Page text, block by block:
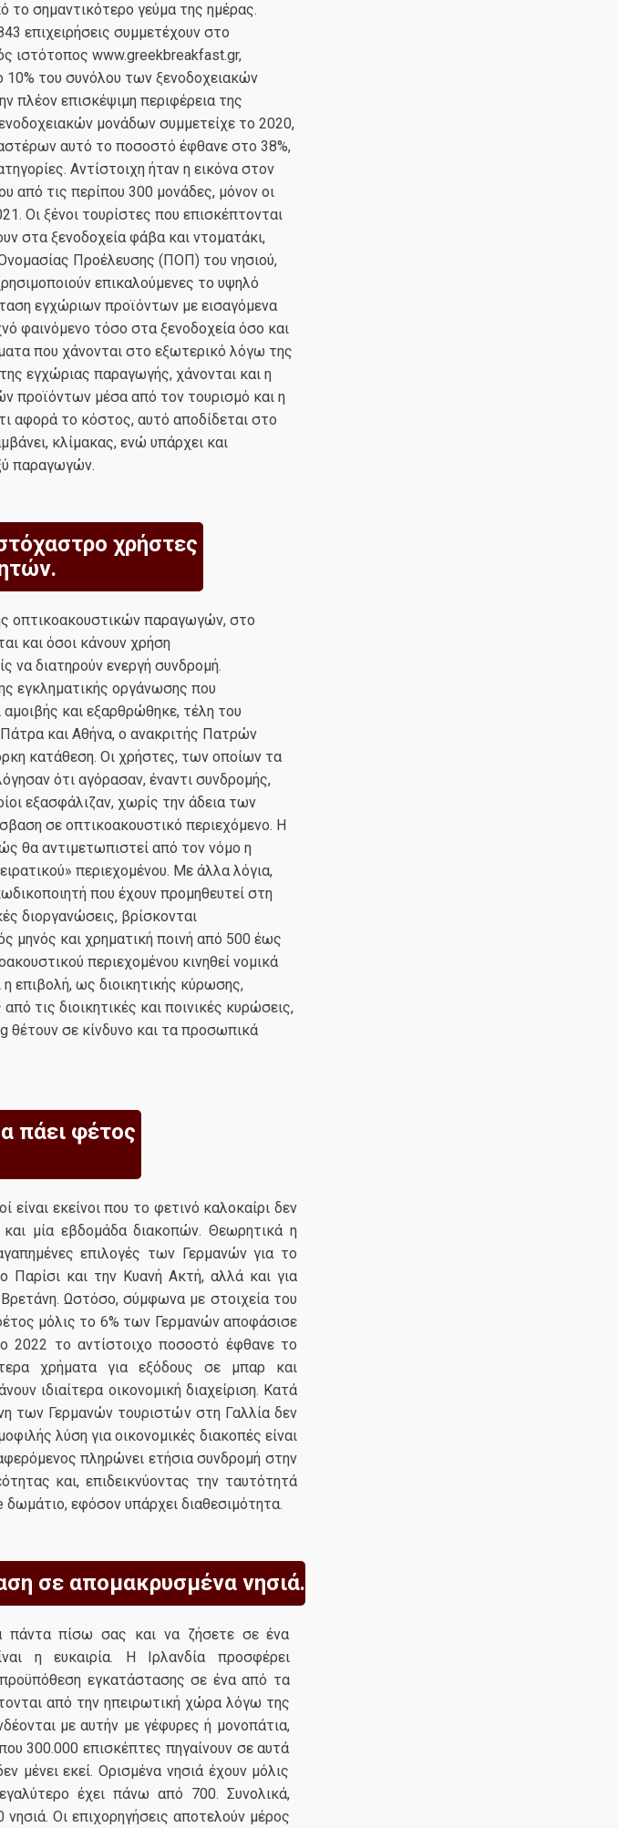
σημαντικότερο γεύμα της ημέρας.
επιχειρήσεις συμμετέχουν στο
ιστότοπος www.greekbreakfast.gr,
10% του συνόλου των ξενοδοχειακών
πλέον επισκέψιμη περιφέρεια της
μονάδων συμμετείχε το 2020,
αυτό το ποσοστό έφθανε στο 38%,
Αντίστοιχη ήταν η εικόνα στον
από τις περίπου 300 μονάδες, μόνον οι
Οι ξένοι τουρίστες που επισκέπτονται
στα ξενοδοχεία φάβα και ντοματάκι,
Προέλευσης (ΠΟΠ) του νησιού,
επικαλούμενες το υψηλό
εγχώριων προϊόντων με εισαγόμενα
φαινόμενο τόσο στα ξενοδοχεία όσο και
που χάνονται στο εξωτερικό λόγω της
εγχώριας παραγωγής, χάνονται και η
προϊόντων μέσα από τον τουρισμό και η
αφορά το κόστος, αυτό αποδίδεται στο
κλίμακας, ενώ υπάρχει και
παραγωγών.
χρήστες
οπτικοακουστικών παραγωγών, στο
και όσοι κάνουν χρήση
να διατηρούν ενεργή συνδρομή.
εγκληματικής οργάνωσης που
και εξαρθρώθηκε, τέλη του
και Αθήνα, ο ανακριτής Πατρών
κατάθεση. Οι χρήστες, των οποίων τα
ότι αγόρασαν, έναντι συνδρομής,
εξασφάλιζαν, χωρίς την άδεια των
σε οπτικοακουστικό περιεχόμενο. Η
θα αντιμετωπιστεί από τον νόμο η
περιεχομένου. Με άλλα λόγια,
που έχουν προμηθευτεί στη
διοργανώσεις, βρίσκονται
μηνός και χρηματική ποινή από 500 έως
περιεχομένου κινηθεί νομικά
επιβολή, ως διοικητικής κύρωσης,
τις διοικητικές και ποινικές κυρώσεις,
θέτουν σε κίνδυνο και τα προσωπικά
πάει φέτος
εκείνοι που το φετινό καλοκαίρι δεν
μία εβδομάδα διακοπών. Θεωρητικά η
επιλογές των Γερμανών για το
Παρίσι και την Κυανή Ακτή, αλλά και για
Ωστόσο, σύμφωνα με στοιχεία του
μόλις το 6% των Γερμανών αποφάσισε
2022 το αντίστοιχο ποσοστό έφθανε το
χρήματα για εξόδους σε μπαρ και
ιδιαίτερα οικονομική διαχείριση. Κατά
των Γερμανών τουριστών στη Γαλλία δεν
λύση για οικονομικές διακοπές είναι
πληρώνει ετήσια συνδρομή στην
και, επιδεικνύοντας την ταυτότητά
δωμάτιο, εφόσον υπάρχει διαθεσιμότητα.
σε απομακρυσμένα νησιά.
πάντα πίσω σας και να ζήσετε σε ένα
η ευκαιρία. Η Ιρλανδία προσφέρει
εγκατάστασης σε ένα από τα
από την ηπειρωτική χώρα λόγω της
με αυτήν με γέφυρες ή μονοπάτια,
300.000 επισκέπτες πηγαίνουν σε αυτά
μένει εκεί. Ορισμένα νησιά έχουν μόλις
έχει πάνω από 700. Συνολικά,
Οι επιχορηγήσεις αποτελούν μέρος